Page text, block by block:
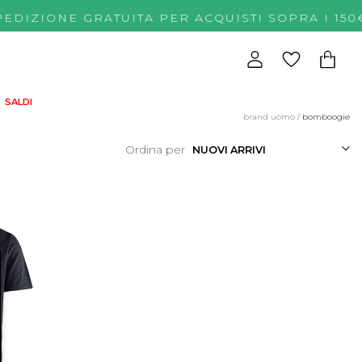
GRATUITA PER ACQUISTI
SALDI
brand uomo / bomboogie
Ordina per